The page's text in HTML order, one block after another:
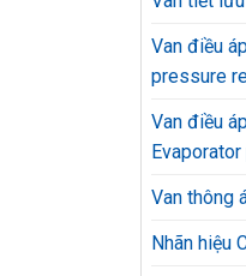
Van điều
pressure
Van điều
Van thông
Nhãn hiệu